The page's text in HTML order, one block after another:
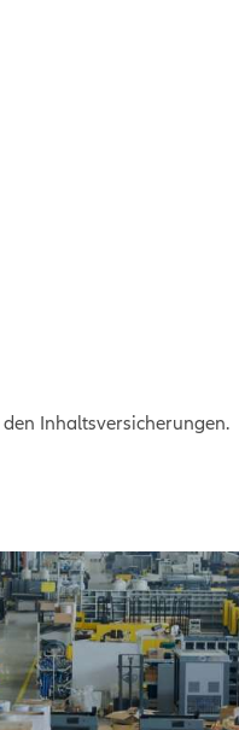
Inhaltsversicherungen.